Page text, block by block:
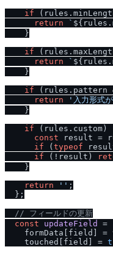
if (rules.
return
`
    }
if (rules.
return
`
    }
if (rules. pattern
return
'入力形式
    }
if (rules. custom)
const result =
if (typeof
if (!result)
    }
return
'' ;
  };
/ / フィールドの更新
const
updateField =
formData[field] =
    touched[field] =